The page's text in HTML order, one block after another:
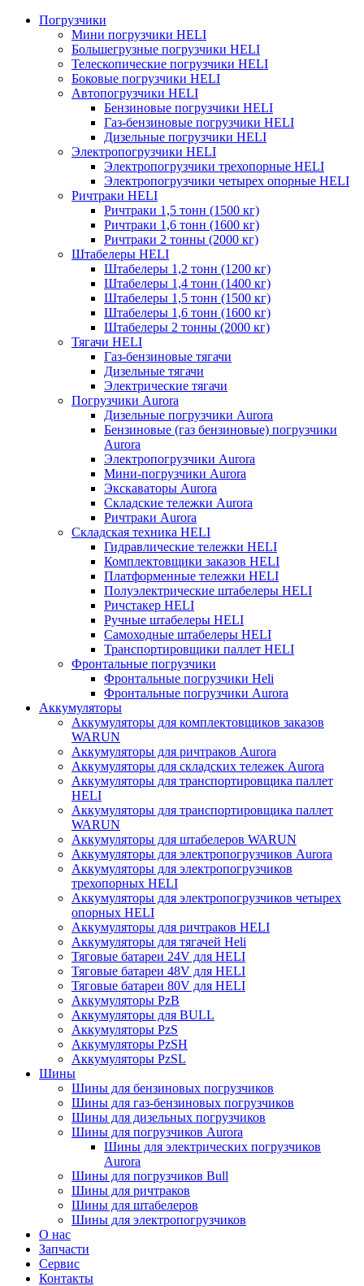
Погрузчики
Мини погрузчики HELI
Большегрузные погрузчики HELI
Телескопические погрузчики HELI
Боковые погрузчики HELI
Автопогрузчики HELI
Бензиновые погрузчики HELI
Газ-бензиновые погрузчики HELI
Дизельные погрузчики HELI
Электропогрузчики HELI
Электропогрузчики трехопорные HELI
Электропогрузчики четырех опорные HELI
Ричтраки HELI
Ричтраки 1,5 тонн (1500 кг)
Ричтраки 1,6 тонн (1600 кг)
Ричтраки 2 тонны (2000 кг)
Штабелеры HELI
Штабелеры 1,2 тонн (1200 кг)
Штабелеры 1,4 тонн (1400 кг)
Штабелеры 1,5 тонн (1500 кг)
Штабелеры 1,6 тонн (1600 кг)
Штабелеры 2 тонны (2000 кг)
Тягачи HELI
Газ-бензиновые тягачи
Дизельные тягачи
Электрические тягачи
Погрузчики Aurora
Дизельные погрузчики Aurora
Бензиновые (газ бензиновые) погрузчики
Aurora
Электропогрузчики Aurora
Мини-погрузчики Aurora
Экскаваторы Aurora
Складские тележки Aurora
Ричтраки Aurora
Складская техника HELI
Гидравлические тележки HELI
Комплектовщики заказов HELI
Платформенные тележки HELI
Полуэлектрические штабелеры HELI
Ричстакер HELI
Ручные штабелеры HELI
Самоходные штабелеры HELI
Транспортировщики паллет HELI
Фронтальные погрузчики
Фронтальные погрузчики Heli
Фронтальные погрузчики Aurora
Аккумуляторы
Аккумуляторы для комплектовщиков заказов
WARUN
Аккумуляторы для ричтраков Aurora
Аккумуляторы для складских тележек Aurora
Аккумуляторы для транспортировщика паллет
HELI
Аккумуляторы для транспортировщика паллет
WARUN
Аккумуляторы для штабелеров WARUN
Аккумуляторы для электропогрузчиков Aurora
Аккумуляторы для электропогрузчиков
трехопорных HELI
Аккумуляторы для электропогрузчиков четырех
опорных HELI
Аккумуляторы для ричтраков HELI
Аккумуляторы для тягачей Heli
Тяговые батареи 24V для HELI
Тяговые батареи 48V для HELI
Тяговые батареи 80V для HELI
Аккумуляторы PzB
Аккумуляторы для BULL
Аккумуляторы PzS
Аккумуляторы PzSH
Аккумуляторы PzSL
Шины
Шины для бензиновых погрузчиков
Шины для газ-бензиновых погрузчиков
Шины для дизельных погрузчиков
Шины для погрузчиков Aurora
Шины для электрических погрузчиков
Aurora
Шины для погрузчиков Bull
Шины для ричтраков
Шины для штабелеров
Шины для электропогрузчиков
О нас
Запчасти
Сервис
Контакты